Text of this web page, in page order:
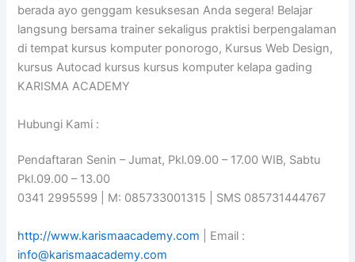
berada ayo genggam kesuksesan Anda segera! Belajar
langsung bersama trainer sekaligus praktisi berpengalaman
di tempat kursus komputer ponorogo, Kursus Web Design,
kursus Autocad kursus kursus komputer kelapa gading
KARISMA ACADEMY
Hubungi Kami :
Pendaftaran Senin – Jumat, Pkl.09.00 – 17.00 WIB, Sabtu
Pkl.09.00 – 13.00
0341 2995599 | M: 085733001315 | SMS 085731444767
http://www.karismaacademy.com | Email :
info@karismaacademy.com